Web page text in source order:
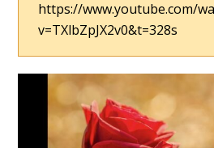
https://www.youtube.com/
v=TXlbZpJX2v0&t=328s